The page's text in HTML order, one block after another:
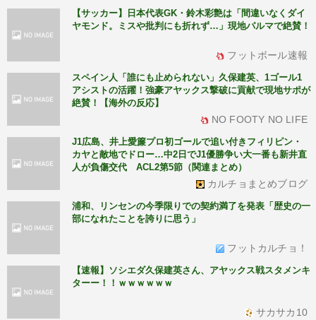
【サッカー】日本代表GK・鈴木彩艶は「間違いなくダイ
ヤモンド。ミスや批判にも折れず…」現地パルマで絶賛！
フットボール速報
スペイン人「誰にも止められない」久保建英、1ゴール1
アシストの活躍！強豪アヤックス撃破に貢献で現地サポが
絶賛！【海外の反応】
NO FOOTY NO LIFE
J1広島、井上愛簾プロ初ゴールで追い付きフィリピン・
カヤと敵地でドロー…中2日でJ1優勝争い大一番も新井直
人が負傷交代 ACL2第5節（関連まとめ）
カルチョまとめブログ
浦和、リンセンの今季限りでの契約満了を発表「歴史の一
部になれたことを誇りに思う」
フットカルチョ！
【速報】ソシエダ久保建英さん、アヤックス戦スタメンキ
ターー！！ｗｗｗｗｗｗ
サカサカ10